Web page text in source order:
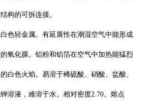
构的可拆连接。
色轻金属。有延展性在潮湿空气中能形成
氧化膜。铝粉和铝箔在空气中加热能猛烈
白色火焰。易溶于稀硫酸、硝酸、盐酸、
溶液，难溶于水。相对密度2.70。熔点